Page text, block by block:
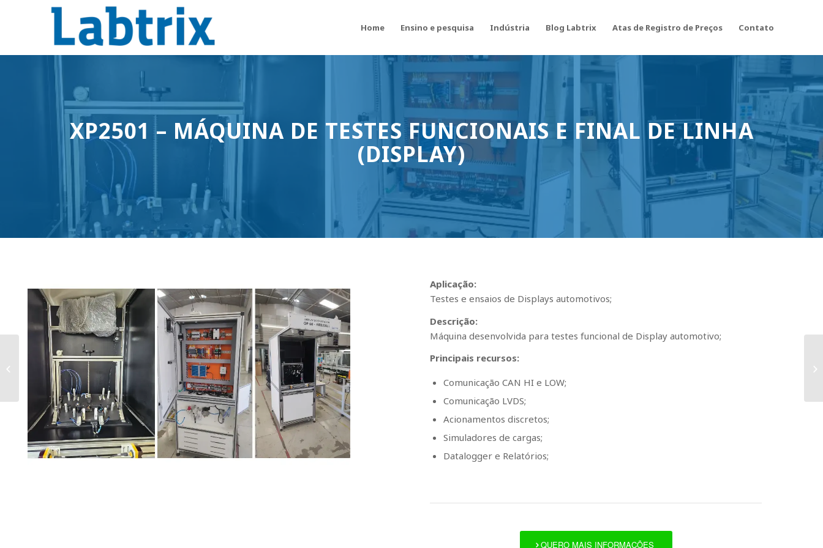
Home Ensino e pesquisa Indústria Blog Labtrix Atas de Registro de Preços Contato
XP2501 – MÁQUINA DE TESTES FUNCIONAIS E FINAL DE LINHA
(DISPLAY)
Aplicação:
Testes e ensaios de Displays automotivos;
Descrição:
Máquina desenvolvida para testes funcional de Display automotivo;
Principais recursos:
Comunicação CAN HI e LOW;
Comunicação LVDS;
Acionamentos discretos;
Simuladores de cargas;
Datalogger e Relatórios;
QUERO MAIS INFORMAÇÕES
XP2405.1